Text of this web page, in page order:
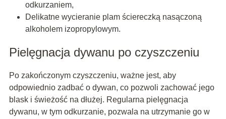
odkurzaniem,
Delikatne wycieranie plam ściereczką nasączoną
alkoholem izopropylowym.
Pielęgnacja dywanu po czyszczeniu
Po zakończonym czyszczeniu, ważne jest, aby
odpowiednio zadbać o dywan, co pozwoli zachować jego
blask i świeżość na dłużej. Regularna pielęgnacja
dywanu, w tym odkurzanie, pozwala na utrzymanie go w